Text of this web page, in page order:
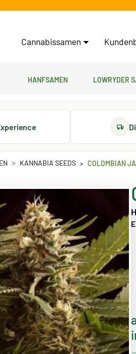
Cannabissamen
Hanfsamen Lowryder
KANNABIA SEEDS COLOMBIAN